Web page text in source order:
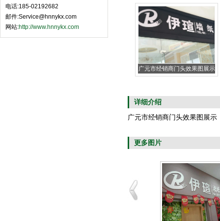
电话:185-02192682
邮件:Service@hnnykx.com
网站:http://www.hnnykx.com
广元市经销商门头效果图展示
详细介绍
广元市经销商门头效果图展示
更多图片